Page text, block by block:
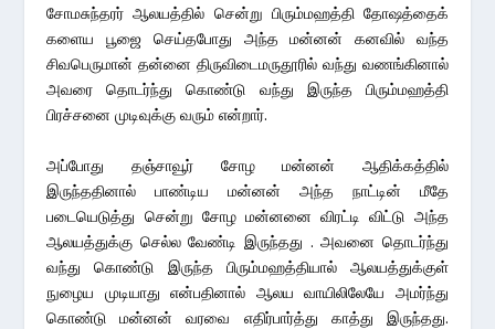
சோமசுந்தரர் ஆலயத்தில் சென்று பிரும்மஹத்தி தோஷத்தைக்
களைய பூஜை செய்தபோது அந்த மன்னன் கனவில் வந்த
சிவபெருமான் தன்னை திருவிடைமருதூரில் வந்து வணங்கினால்
அவரை தொடர்ந்து கொண்டு வந்து இருந்த பிரும்மஹத்தி
பிரச்சனை முடிவுக்கு வரும் என்றார்.
அப்போது தஞ்சாவூர் சோழ மன்னன் ஆதிக்கத்தில்
இருந்ததினால் பாண்டிய மன்னன் அந்த நாட்டின் மீதே
படையெடுத்து சென்று சோழ மன்னனை விரட்டி விட்டு அந்த
ஆலயத்துக்கு செல்ல வேண்டி இருந்தது . அவனை தொடர்ந்து
வந்து கொண்டு இருந்த பிரும்மஹத்தியால் ஆலயத்துக்குள்
நுழைய முடியாது என்பதினால் ஆலய வாயிலிலேயே அமர்ந்து
கொண்டு மன்னன் வரவை எதிர்பார்த்து காத்து இருந்தது.